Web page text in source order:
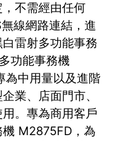
不需經由任何
線網路連結，進
雷射多功能事務
功能事務機
中用量以及進階
業、店面門市、
。專為商用客戶
M2875FD，為